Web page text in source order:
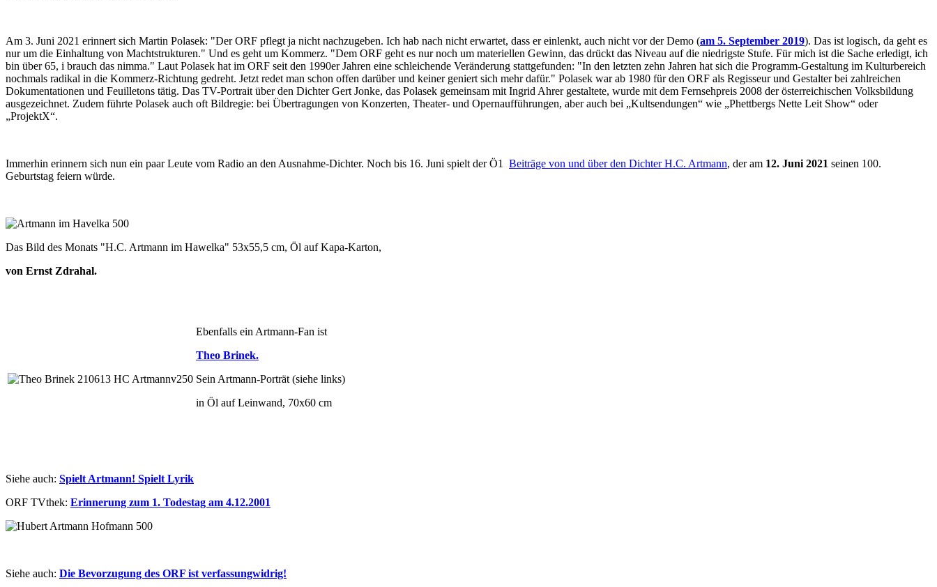
Am 3. Juni 2021 erinnert sich Martin Polasek: "Der ORF pflegt ja nicht nachzugeben. Ich hab nach nicht erwartet, dass er einlenkt, auch nicht vor der Demo (am 5. September 2019). Das ist logisch, da geht es
nur um die Einhaltung von Machtstrukturen." Und es geht um Kommerz. "Dem ORF geht es nur noch um materiellen Gewinn, das drückt das Niveau auf die niedrigste Stufe. Für mich ist die Sache erledigt, ich
bin über 65, i brauch das nimma." Laut Polasek hat im ORF seit den 1990er Jahren eine schleichende Veränderung stattgefunden: "In den letzten zehn Jahren hat sich die Programm-Gestaltung im Kulturbereich
nochmals radikal in die Kommerz-Richtung gedreht. Jetzt redet man schon offen darüber und keiner geniert sich mehr dafür." Polasek war ab 1980 für den ORF als Regisseur und Gestalter bei zahlreichen
Dokumentationen und Feuilletons tätig. Das TV-Portrait über den Dichter Gert Jonke, das Polasek gemeinsam mit Ingrid Ahrer gestaltete, wurde mit dem Fernsehpreis 2008 der österreichischen Volksbildung
ausgezeichnet. Zudem führte Polasek auch oft Bildregie: bei Übertragungen von Konzerten, Theater- und Opernaufführungen, aber auch bei „Kultsendungen“ wie „Phettbergs Nette Leit Show“ oder
„ProjektX“.
Immerhin erinnern sich nun ein paar Leute vom Radio an den Ausnahme-Dichter. Noch bis 16. Juni spielt der Ö1 Beiträge von und über den Dichter H.C. Artmann, der am 12. Juni 2021 seinen 100.
Geburtstag feiern würde.
Das Bild des Monats "H.C. Artmann im Hawelka" 53x55,5 cm, Öl auf Kapa-Karton,
von Ernst Zdrahal.
Ebenfalls ein Artmann-Fan ist
Theo Brinek.
Sein Artmann-Porträt (siehe links)
in Öl auf Leinwand, 70x60 cm
Siehe auch: Spielt Artmann! Spielt Lyrik
ORF TVthek: Erinnerung zum 1. Todestag am 4.12.2001
Siehe auch: Die Bevorzugung des ORF ist verfassungwidrig!